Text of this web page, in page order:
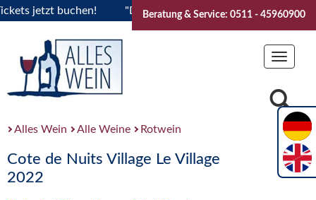
jetzt buchen! "Das Sommerfest 2026" Vive la
Beratung & Service: 0511 - 45960900
Toggle
Alles Wein Alle Weine Rotwein
Cote de Nuits Village Le Village
2022